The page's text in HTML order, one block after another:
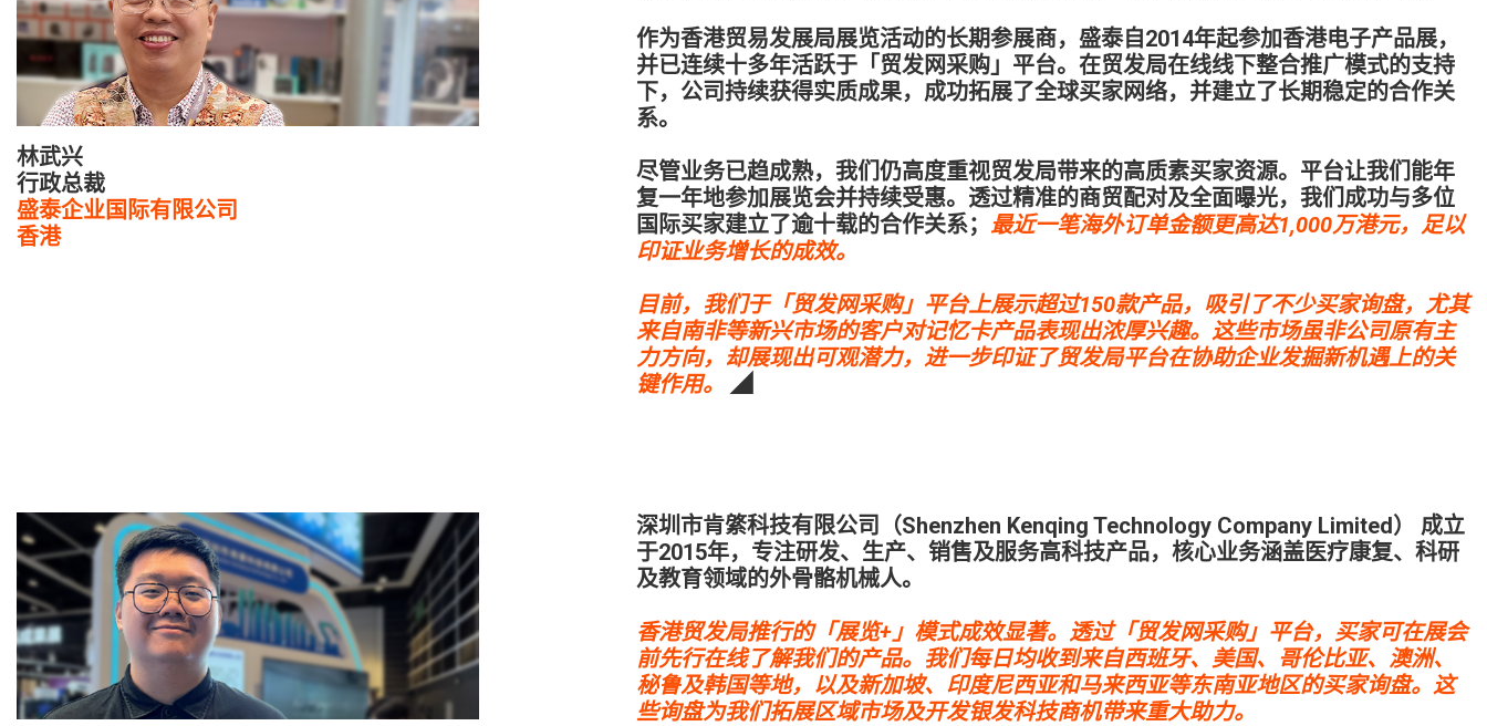
林武兴
行政总裁
盛泰企业国际有限公司
香港
作为香港贸易发展局展览活动的长期参展商，盛泰自2014年起参加香港电子产品展，
并已连续十多年活跃于「贸发网采购」平台。在贸发局在线线下整合推广模式的支持
下，公司持续获得实质成果，成功拓展了全球买家网络，并建立了长期稳定的合作关
系。
尽管业务已趋成熟，我们仍高度重视贸发局带来的高质素买家资源。平台让我们能年
复一年地参加展览会并持续受惠。透过精准的商贸配对及全面曝光，我们成功与多位
国际买家建立了逾十载的合作关系； 最近一笔海外订单金额更高达1,000万港元，足以
印证业务增长的成效。
目前，我们于「贸发网采购」平台上展示超过150款产品，吸引了不少买家询盘，尤其
来自南非等新兴市场的客户对记忆卡产品表现出浓厚兴趣。这些市场虽非公司原有主
力方向，却展现出可观潜力，进一步印证了贸发局平台在协助企业发掘新机遇上的关
键作用。
◢
深圳市肯綮科技有限公司（Shenzhen Kenqing Technology Company Limited） 成立
于2015年，专注研发、生产、销售及服务高科技产品，核心业务涵盖医疗康复、科研
及教育领域的外骨骼机械人。
香港贸发局推行的「展览+」模式成效显著。透过「贸发网采购」平台，买家可在展会
前先行在线了解我们的产品。我们每日均收到来自西班牙、美国、哥伦比亚、澳洲、
秘鲁及韩国等地，以及新加坡、印度尼西亚和马来西亚等东南亚地区的买家询盘。这
些询盘为我们拓展区域市场及开发银发科技商机带来重大助力。